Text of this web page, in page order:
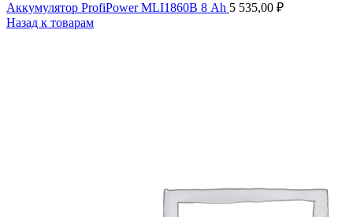
Аккумулятор ProfiPower MLI1860В 8 Ah 5 535,00 ₽
Назад к товарам